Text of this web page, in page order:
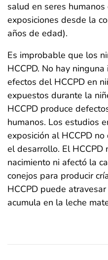
salud en seres
exposiciones desde la
años de edad).
Es improbable que los
HCCPD. No hay
efectos del HCCPD en
expuestos durante la
HCCPD produce
humanos. Los estudios
exposición al HCCPD
el desarrollo. El
nacimiento ni afectó la
conejos para producir
HCCPD puede
acumula en la leche